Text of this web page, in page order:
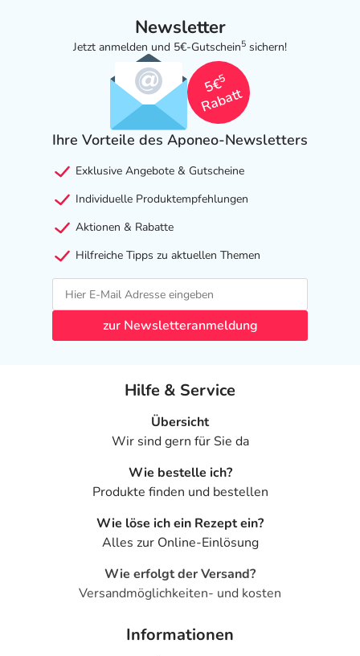
Newsletter
Jetzt anmelden und 5€-Gutschein5 sichern!
5€
5
Rabatt
Ihre Vorteile des Aponeo-Newsletters
Exklusive Angebote & Gutscheine
Individuelle Produktempfehlungen
Aktionen & Rabatte
Hilfreiche Tipps zu aktuellen Themen
zur Newsletteranmeldung
Hilfe & Service
Übersicht
Wir sind gern für Sie da
Wie bestelle ich?
Produkte finden und bestellen
Wie löse ich ein Rezept ein?
Alles zur Online-Einlösung
Wie erfolgt der Versand?
Versandmöglichkeiten- und kosten
Informationen